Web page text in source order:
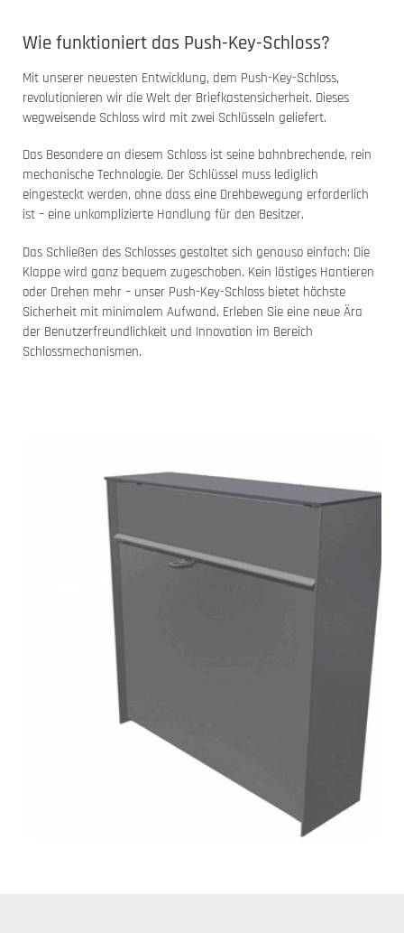
Wie funktioniert das Push-Key-Schloss?
Mit unserer neuesten Entwicklung, dem Push-Key-Schloss,
revolutionieren wir die Welt der Briefkastensicherheit. Dieses
wegweisende Schloss wird mit zwei Schlüsseln geliefert.
Das Besondere an diesem Schloss ist seine bahnbrechende, rein
mechanische Technologie. Der Schlüssel muss lediglich
eingesteckt werden, ohne dass eine Drehbewegung erforderlich
ist – eine unkomplizierte Handlung für den Besitzer.
Das Schließen des Schlosses gestaltet sich genauso einfach: Die
Klappe wird ganz bequem zugeschoben. Kein lästiges Hantieren
oder Drehen mehr – unser Push-Key-Schloss bietet höchste
Sicherheit mit minimalem Aufwand. Erleben Sie eine neue Ära
der Benutzerfreundlichkeit und Innovation im Bereich
Schlossmechanismen.